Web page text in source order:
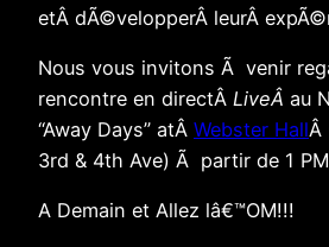
etÂ dÃ©velopperÂ leurÂ
Nous vous invitons Ã venir
rencontre en directÂ LiveÂ au
“Away Days” atÂ Webster HallÂ
3rd & 4th Ave) Ã partir de 1
A Demain et Allez lâ€™OM!!!